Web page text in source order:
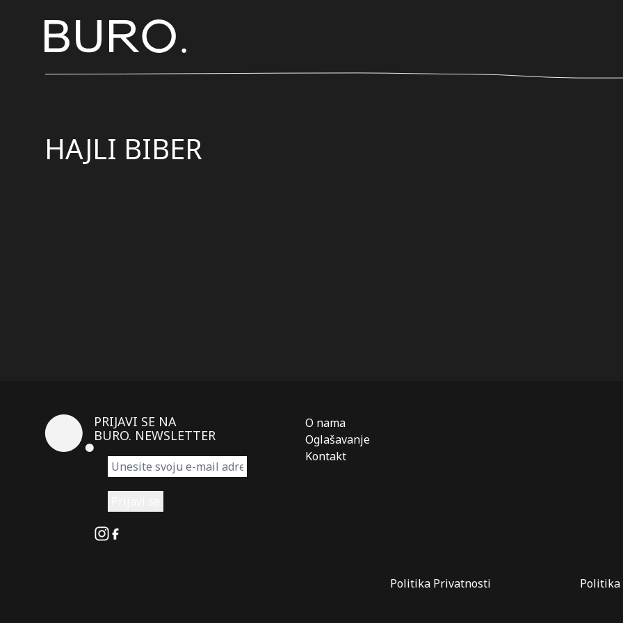
HAJLI BIBER
PRIJAVI SE NA
BURO. NEWSLETTER
Instagram
Facebook
O nama
Oglašavanje
Kontakt
Politika Privatnosti Politika